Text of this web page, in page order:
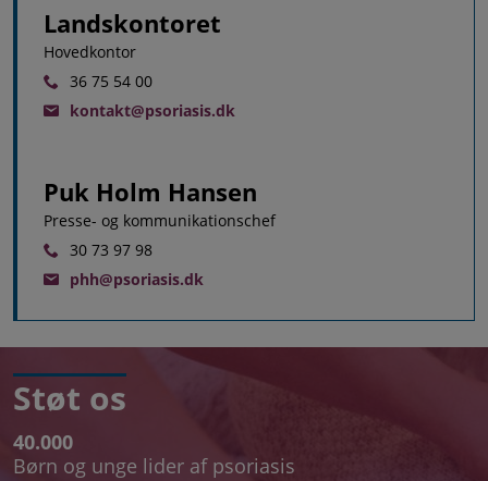
Landskontoret
Hovedkontor
36 75 54 00
kontakt@psoriasis.dk
Puk Holm Hansen
Presse- og kommunikationschef
30 73 97 98
phh@psoriasis.dk
Støt os
40.000
Børn og unge lider af psoriasis